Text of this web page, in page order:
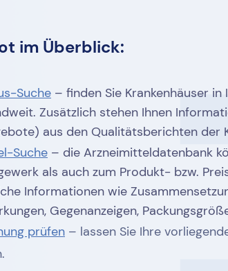
im Überblick:
Suche – finden Sie Krankenhäuser
Zusätzlich stehen Ihnen
aus den Qualitätsberichten der
Suche – die Arzneimitteldatenbank
als auch zum Produkt- bzw.
Informationen wie
Gegenanzeigen,
prüfen – lassen Sie Ihre